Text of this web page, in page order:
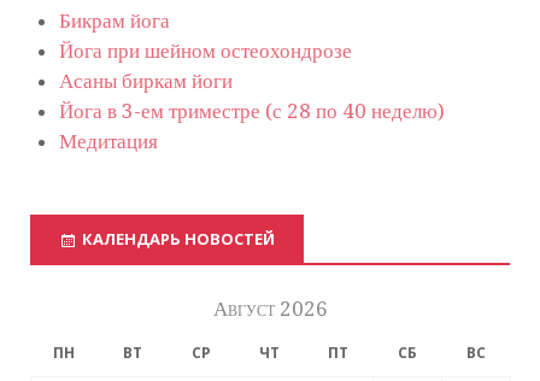
Бикрам йога
Йога при шейном остеохондрозе
Асаны биркам йоги
Йога в 3-ем триместре (с 28 по 40 неделю)
Медитация
КАЛЕНДАРЬ НОВОСТЕЙ
Август 2026
ПН ВТ СР ЧТ ПТ СБ ВС